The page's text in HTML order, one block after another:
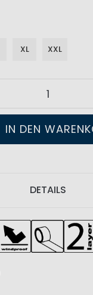
XL XXL
IN DEN
DETAILS